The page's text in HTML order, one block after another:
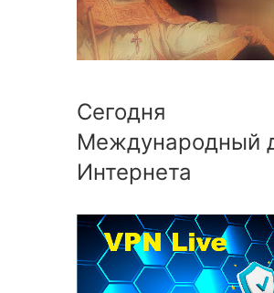
Сегодня
Международный
Интернета